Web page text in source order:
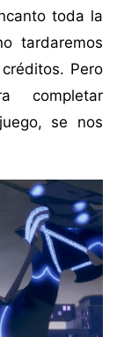
toda la
tardaremos
Pero
completar
se nos